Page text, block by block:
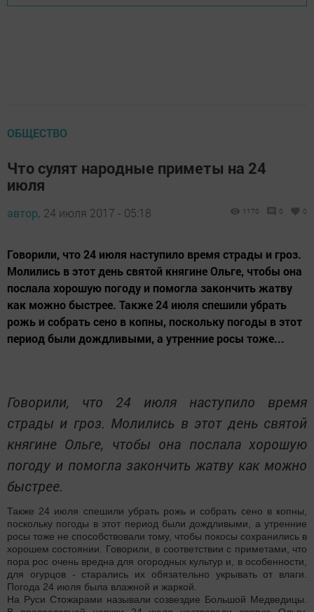
ОБЩЕСТВО
Что сулят народные приметы на 24
июля
автор, 24 июля 2017 - 05:18 1170 0 0
Говорили, что 24 июля наступило время страды и гроз.
Молились в этот день святой княгине Ольге, чтобы она
послала хорошую погоду и помогла закончить жатву
как можно быстрее. Также 24 июля спешили убрать
рожь и собрать сено в копны, поскольку погоды в этот
период были дождливыми, а утренние росы тоже...
Говорили, что 24 июля наступило время
страды и гроз. Молились в этот день святой
княгине Ольге, чтобы она послала хорошую
погоду и помогла закончить жатву как можно
быстрее.
Также 24 июля спешили убрать рожь и собрать сено в копны,
поскольку погоды в этот период были дождливыми, а утренние
росы тоже не способствовали тому, чтобы покосы сохранились в
хорошем состоянии. Говорили, в соответствии с приметами, что
пора рос очень вредна для огородных культур и, в особенности,
для огурцов - старались их обязательно укрывать от влаги.
Погода 24 июля была влажной и жаркой.
На Руси Стожарами называли созвездие Большой Медведицы.